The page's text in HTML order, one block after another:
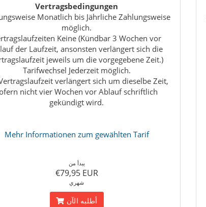
Vertragsbedingungen
Monatlich bis Jährliche Zahlungsweise
möglich.
Keine (Kündbar 3 Wochen vor
der Laufzeit, ansonsten verlängert sich die
jeweils um die vorgegebene Zeit.)
Tarifwechsel Jederzeit möglich.
verlängert sich um dieselbe Zeit,
nicht vier Wochen vor Ablauf schriftlich
gekündigt wird.
Mehr Informationen zum gewählten Tarif
يبدأ من
€79,95 EUR
شهري
أطلبه الآن